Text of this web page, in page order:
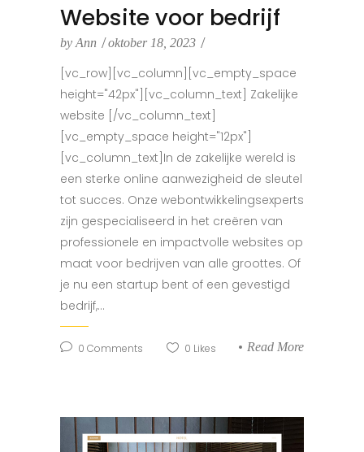
Website voor bedrijf
by Ann oktober 18, 2023
[vc_row][vc_column][vc_empty_space
height="42px"][vc_column_text] Zakelijke
website [/vc_column_text]
[vc_empty_space height="12px"]
[vc_column_text]In de zakelijke wereld is
een sterke online aanwezigheid de sleutel
tot succes. Onze webontwikkelingsexperts
zijn gespecialiseerd in het creëren van
professionele en impactvolle websites op
maat voor bedrijven van alle groottes. Of
je nu een startup bent of een gevestigd
bedrijf,...
0 Comments 0 Likes Read More